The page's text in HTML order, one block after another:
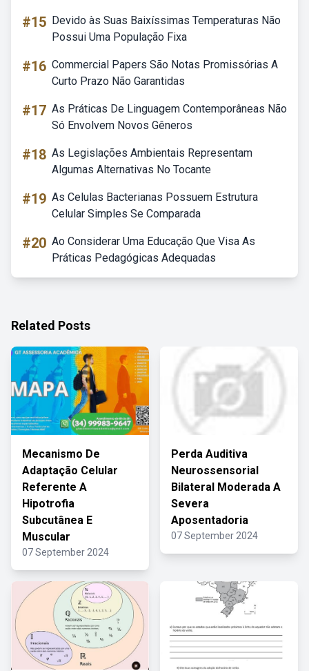
#15 Devido às Suas Baixíssimas Temperaturas Não
Possui Uma População Fixa
#16 Commercial Papers São Notas Promissórias A
Curto Prazo Não Garantidas
#17 As Práticas De Linguagem Contemporâneas Não
Só Envolvem Novos Gêneros
#18 As Legislações Ambientais Representam
Algumas Alternativas No Tocante
#19 As Celulas Bacterianas Possuem Estrutura
Celular Simples Se Comparada
#20 Ao Considerar Uma Educação Que Visa As
Práticas Pedagógicas Adequadas
Related Posts
Mecanismo De
Adaptação Celular
Referente A
Hipotrofia
Subcutânea E
Muscular
07 September 2024
Perda Auditiva
Neurossensorial
Bilateral Moderada A
Severa
Aposentadoria
07 September 2024